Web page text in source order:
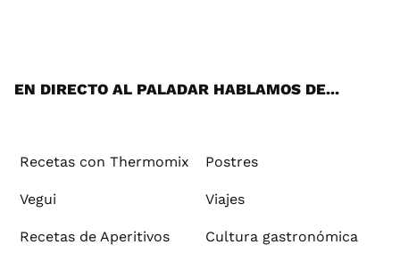
EN DIRECTO AL PALADAR HABLAMOS DE...
Recetas con Thermomix Postres
Vegui Viajes
Recetas de Aperitivos Cultura gastronómica